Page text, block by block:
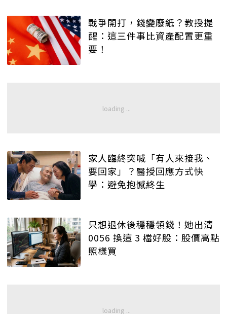
戰爭開打，錢變廢紙？教授提
醒：這三件事比資產配置更重
要！
家人臨終突喊「有人來接我、
要回家」？醫授回應方式快
學：避免抱憾終生
只想退休後穩穩領錢！她出清
0056 換這 3 檔好股：股價高點
照樣買